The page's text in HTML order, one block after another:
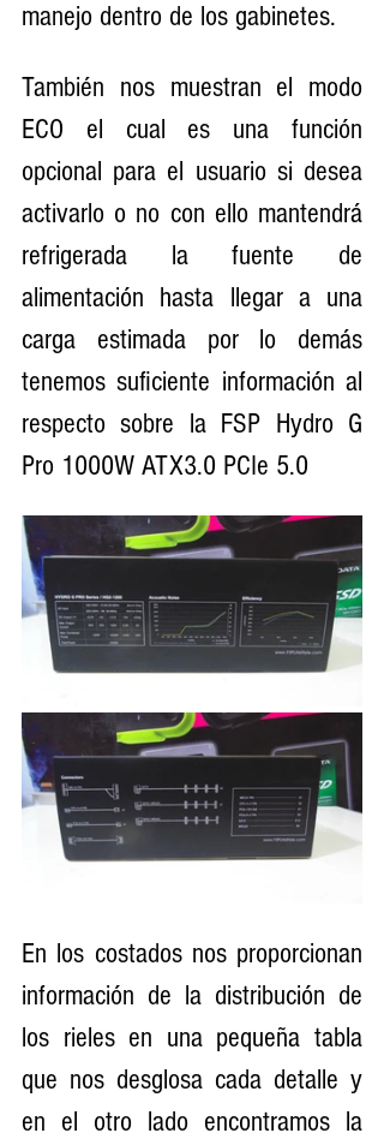
manejo dentro de los gabinetes.
También nos muestran el modo
ECO el cual es una función
opcional para el usuario si desea
activarlo o no con ello mantendrá
refrigerada la fuente de
alimentación hasta llegar a una
carga estimada por lo demás
tenemos suficiente información al
respecto sobre la FSP Hydro G
Pro 1000W ATX3.0 PCIe 5.0
En los costados nos proporcionan
información de la distribución de
los rieles en una pequeña tabla
que nos desglosa cada detalle y
en el otro lado encontramos la